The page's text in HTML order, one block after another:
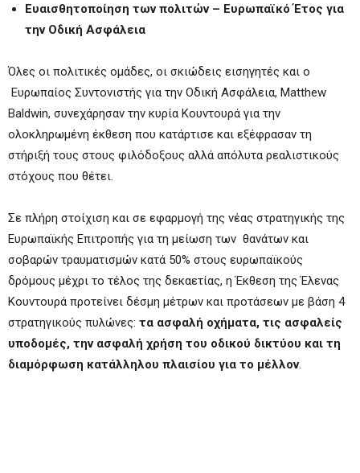
Ευαισθητοποίηση των πολιτών – Ευρωπαϊκό Έτος για
την Οδική Ασφάλεια
Όλες οι πολιτικές ομάδες, οι σκιώδεις εισηγητές και ο
Ευρωπαίος Συντονιστής για την Οδική Ασφάλεια, Matthew
Baldwin, συνεχάρησαν την κυρία Κουντουρά για την
ολοκληρωμένη έκθεση που κατάρτισε και εξέφρασαν τη
στήριξή τους στους φιλόδοξους αλλά απόλυτα ρεαλιστικούς
στόχους που θέτει.
Σε πλήρη στοίχιση και σε εφαρμογή της νέας στρατηγικής της
Ευρωπαϊκής Επιτροπής για τη μείωση των θανάτων και
σοβαρών τραυματισμών κατά 50% στους ευρωπαϊκούς
δρόμους μέχρι το τέλος της δεκαετίας, η Έκθεση της Έλενας
Κουντουρά προτείνει δέσμη μέτρων και προτάσεων με βάση 4
στρατηγικούς πυλώνες: τα ασφαλή οχήματα, τις ασφαλείς
υποδομές, την ασφαλή χρήση του οδικού δικτύου και τη
διαμόρφωση κατάλληλου πλαισίου για το μέλλον.